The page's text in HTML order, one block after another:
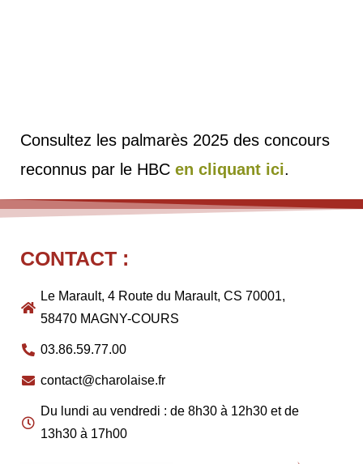
Consultez les palmarès 2025 des concours
reconnus par le HBC en cliquant ici.
CONTACT :
Le Marault, 4 Route du Marault, CS 70001,
58470 MAGNY-COURS
03.86.59.77.00
contact@charolaise.fr
Du lundi au vendredi : de 8h30 à 12h30 et de
13h30 à 17h00